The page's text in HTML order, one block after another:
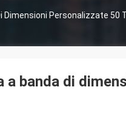
Dimensioni Personalizzate
banda di